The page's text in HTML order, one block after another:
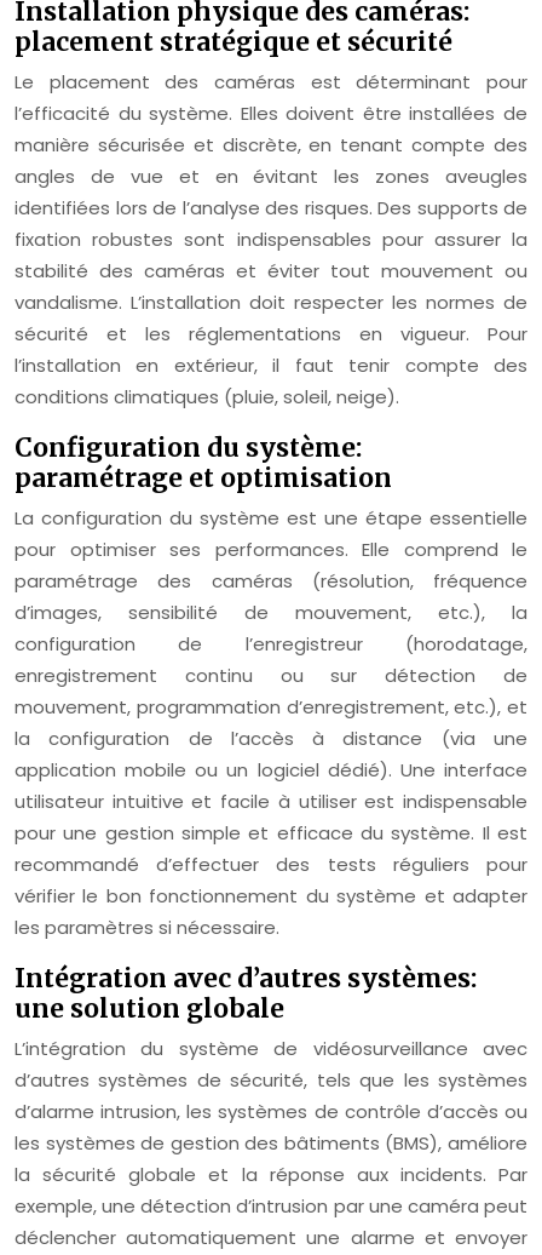
Installation physique des caméras:
placement stratégique et sécurité
Le placement des caméras est déterminant pour
l’efficacité du système. Elles doivent être installées de
manière sécurisée et discrète, en tenant compte des
angles de vue et en évitant les zones aveugles
identifiées lors de l’analyse des risques. Des supports de
fixation robustes sont indispensables pour assurer la
stabilité des caméras et éviter tout mouvement ou
vandalisme. L’installation doit respecter les normes de
sécurité et les réglementations en vigueur. Pour
l’installation en extérieur, il faut tenir compte des
conditions climatiques (pluie, soleil, neige).
Configuration du système:
paramétrage et optimisation
La configuration du système est une étape essentielle
pour optimiser ses performances. Elle comprend le
paramétrage des caméras (résolution, fréquence
d’images, sensibilité de mouvement, etc.), la
configuration de l’enregistreur (horodatage,
enregistrement continu ou sur détection de
mouvement, programmation d’enregistrement, etc.), et
la configuration de l’accès à distance (via une
application mobile ou un logiciel dédié). Une interface
utilisateur intuitive et facile à utiliser est indispensable
pour une gestion simple et efficace du système. Il est
recommandé d’effectuer des tests réguliers pour
vérifier le bon fonctionnement du système et adapter
les paramètres si nécessaire.
Intégration avec d’autres systèmes:
une solution globale
L’intégration du système de vidéosurveillance avec
d’autres systèmes de sécurité, tels que les systèmes
d’alarme intrusion, les systèmes de contrôle d’accès ou
les systèmes de gestion des bâtiments (BMS), améliore
la sécurité globale et la réponse aux incidents. Par
exemple, une détection d’intrusion par une caméra peut
déclencher automatiquement une alarme et envoyer